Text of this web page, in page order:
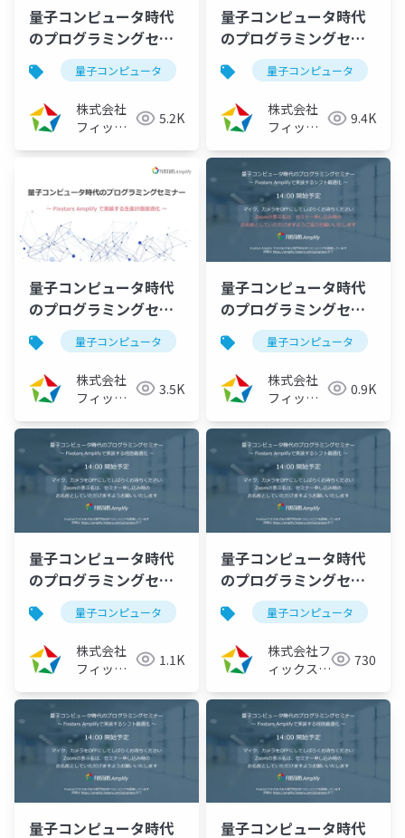
量子コンピュータ時代
のプログラミングセミ
ナー ～Fixstars
Amplifyで実装するブ
ラックボックス最適化
～ （2023/07/27）
学術・開発研究者向け
量子コンピュータ 量子アニーリング イジングマ
株式会社
フィック
5.2K
量子コンピュータ時代
のプログラミングセミ
ナー ～Fixstars
Amplifyで実装するブ
ラックボックス最適化
～（2023/06/15） 学
術・開発研究者向け
量子コンピュータ
株式会社
フィック
9.4K
量子コンピュータ時代
のプログラミングセミ
ナー ～Fixstars
Amplifyで実装する生
産計画最適化～
（2023/05/18）
量子コンピュータ 量子アニーリング イジングマ
株式会社
フィック
3.5K
量子コンピュータ時代
のプログラミングセミ
ナー ～Fixstars
Amplifyで実装するシ
フト最適化～
（2023/04/13）
量子コンピュータ
株式会社
フィック
0.9K
量子コンピュータ時代
のプログラミングセミ
ナー ～Fixstars
Amplifyで実装する経
路最適化～
（2023/03/16）
量子コンピュータ 量子アニーリング イジングマ
株式会社
フィック
1.1K
量子コンピュータ時代
のプログラミングセミ
ナー ～Fixstars
Amplifyで実装する生
産計画最適化～
（2023/02/16）
量子コンピュータ
株式会社フ
ィックスタ
730
量子コンピュータ時代 量子コンピュータ時代